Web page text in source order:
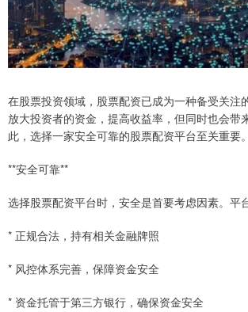
在股票投资领域，股票配资已成为一种备受关注
放大投资者的资金，提高收益率，但同时也会带
此，选择一家安全可靠的股票配资平台至关重要。
**安全可靠**
选择股票配资平台时，安全是首要考虑因素。平
* 正规合法，持有相关金融牌照
* 风控体系完善，保障资金安全
* 资金托管于第三方银行，确保资金安全